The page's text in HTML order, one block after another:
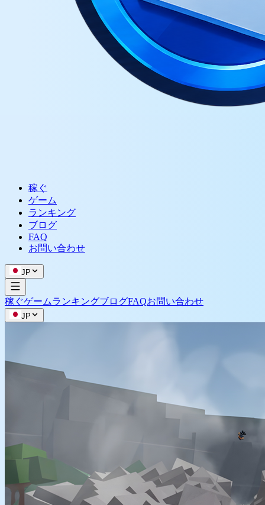
稼ぐ
ゲーム
ランキング
ブログ
FAQ
お問い合わせ
JP
稼ぐゲームランキングブログFAQお問い合わせ
JP